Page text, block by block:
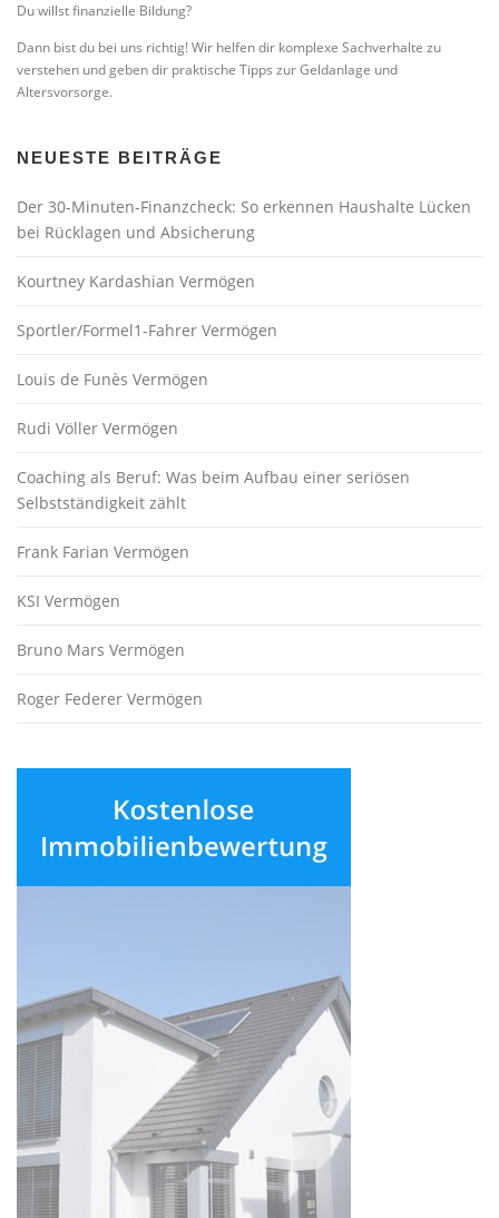
Du willst finanzielle Bildung?
Dann bist du bei uns richtig! Wir helfen dir komplexe Sachverhalte zu
verstehen und geben dir praktische Tipps zur Geldanlage und
Altersvorsorge.
NEUESTE BEITRÄGE
Der 30-Minuten-Finanzcheck: So erkennen Haushalte Lücken
bei Rücklagen und Absicherung
Kourtney Kardashian Vermögen
Sportler/Formel1-Fahrer Vermögen
Louis de Funès Vermögen
Rudi Völler Vermögen
Coaching als Beruf: Was beim Aufbau einer seriösen
Selbstständigkeit zählt
Frank Farian Vermögen
KSI Vermögen
Bruno Mars Vermögen
Roger Federer Vermögen